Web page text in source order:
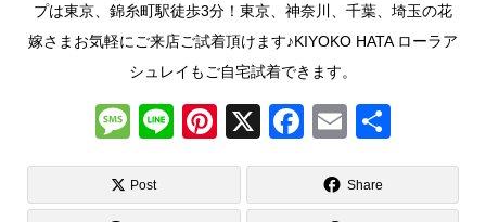
プは東京、錦糸町駅徒歩3分！東京、神奈川、千葉、埼玉の花
嫁さまお気軽にご来店ご試着頂けます♪KIYOKO HATA ローラア
シュレイもご自宅試着できます。
M
e
ss
Li
n
Pi
nt
X
F
a
c
E
m
ail
有
Post Share